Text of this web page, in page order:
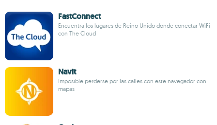
FastConnect
Encuentra los lugares de Reino Unido donde conectar WiFi
con The Cloud
Navit
Imposible perderse por las calles con este navegador con
mapas